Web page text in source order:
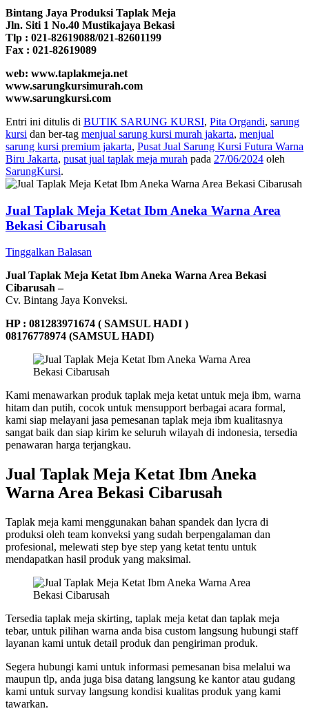
Bintang Jaya Produksi Taplak Meja
Jln. Siti 1 No.40 Mustikajaya Bekasi
Tlp : 021-82619088/021-82601199
Fax : 021-82619089
web: www.taplakmeja.net
www.sarungkursimurah.com
www.sarungkursi.com
Entri ini ditulis di BUTIK SARUNG KURSI, Pita Organdi, sarung
kursi dan ber-tag menjual sarung kursi murah jakarta, menjual
sarung kursi premium jakarta, Pusat Jual Sarung Kursi Futura Warna
Biru Jakarta, pusat jual taplak meja murah pada 27/06/2024 oleh
SarungKursi.
Jual Taplak Meja Ketat Ibm Aneka Warna Area
Bekasi Cibarusah
Tinggalkan Balasan
Jual Taplak Meja Ketat Ibm Aneka Warna Area Bekasi
Cibarusah –
Cv. Bintang Jaya Konveksi.
HP : 081283971674 ( SAMSUL HADI )
08176778974 (SAMSUL HADI)
Kami menawarkan produk taplak meja ketat untuk meja ibm, warna
hitam dan putih, cocok untuk mensupport berbagai acara formal,
kami siap melayani jasa pemesanan taplak meja ibm kualitasnya
sangat baik dan siap kirim ke seluruh wilayah di indonesia, tersedia
penawaran harga terjangkau.
Jual Taplak Meja Ketat Ibm Aneka
Warna Area Bekasi Cibarusah
Taplak meja kami menggunakan bahan spandek dan lycra di
produksi oleh team konveksi yang sudah berpengalaman dan
profesional, melewati step bye step yang ketat tentu untuk
mendapatkan hasil produk yang maksimal.
Tersedia taplak meja skirting, taplak meja ketat dan taplak meja
tebar, untuk pilihan warna anda bisa custom langsung hubungi staff
layanan kami untuk detail produk dan pengiriman produk.
Segera hubungi kami untuk informasi pemesanan bisa melalui wa
maupun tlp, anda juga bisa datang langsung ke kantor atau gudang
kami untuk survay langsung kondisi kualitas produk yang kami
tawarkan.